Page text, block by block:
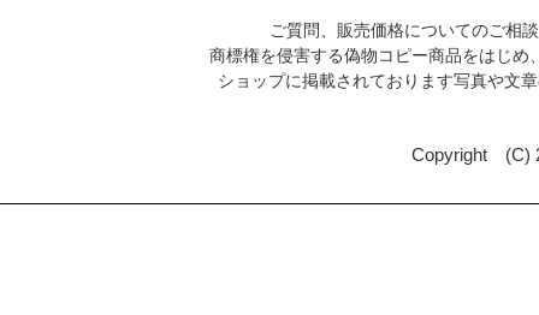
ご質問、販売価格についてのご相
商標権を侵害する偽物コピー商品をはじ
ショップに掲載されております写真や
Copyright (C)